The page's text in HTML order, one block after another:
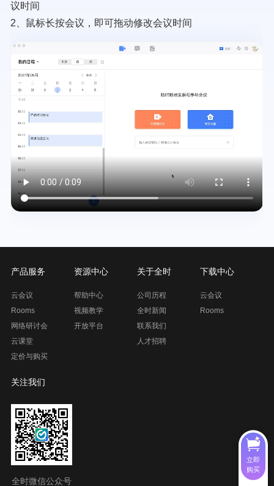
议时间
2、鼠标长按会议，即可拖动修改会议时间
Video
file
产品服务
云会议
Rooms
网络研讨会
云课堂
定价与购买
资源中心
帮助中心
视频教学
开放平台
关于全时
公司历程
全时新闻
联系我们
人才招聘
下载中心
云会议
Rooms
关注我们
全时微信公众号
立即
购买